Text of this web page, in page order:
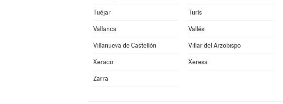
Tuéjar Turís
Vallanca Vallés
Villanueva de Castellón Villar del Arzobispo
Xeraco Xeresa
Zarra